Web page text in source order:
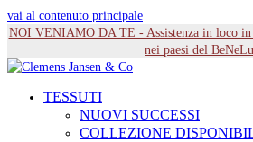
vai al contenuto principale
NOI VENIAMO DA TE - Assistenza in loco in
nei paesi del
TESSUTI
NUOVI SUCCESSI
COLLEZIONE